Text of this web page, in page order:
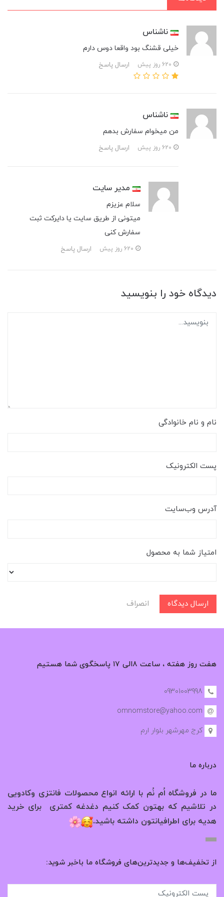
ناشناس
خیلی قشنگ بود واقعا دوس دارم
ارسال پاسخ
ناشناس
من میخوام سفارش بدهم
ارسال پاسخ
مدیر سایت
سلام عزیزم
میتونی از طریق سایت یا دایرکت ثبت
سفارش کنی
ارسال پاسخ
دیدگاه خود را بنویسید
نام و نام خانوادگی
پست الکترونیک
آدرس وب‌سایت
امتیاز شما به محصول
ارسال دیدگاه انصراف
هفت روز هفته ، ساعت ۸الی ۱۷ پاسخگوی شما هستیم
09301003998
omnomstore@yahoo.com
کرج مهرشهر بلوار ارم
درباره ما
ما در فروشگاه اُم نُم با ارائه انواع محصولات فانتزی وکادویی
در تلاشیم که بهتون کمک کنیم دغدغه کمتری برای خرید
هدیه برای اطرافیانتون داشته باشید.
از تخفیف‌ها و جدیدترین‌های فروشگاه ما باخبر شوید: